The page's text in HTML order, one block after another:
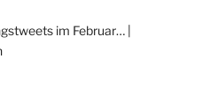
im Februar… |